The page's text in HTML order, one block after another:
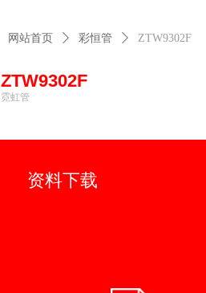
网站首页 ꄲ 彩恒管 ꄲ ZTW9302F
资料下载
ZTW9302F
霓虹管